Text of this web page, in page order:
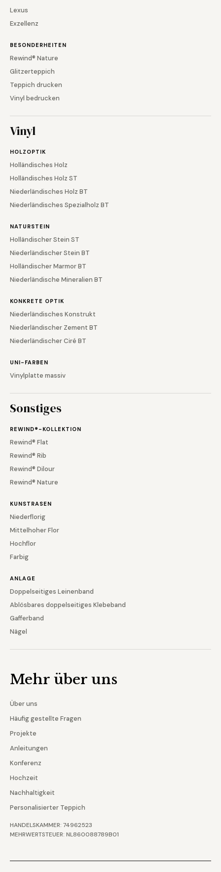
Lexus
Exzellenz
BESONDERHEITEN
Rewind® Nature
Glitzerteppich
Teppich drucken
Vinyl bedrucken
Vinyl
HOLZOPTIK
Holländisches Holz
Holländisches Holz ST
Niederländisches Holz BT
Niederländisches Spezialholz BT
NATURSTEIN
Holländischer Stein ST
Niederländischer Stein BT
Holländischer Marmor BT
Niederländische Mineralien BT
KONKRETE OPTIK
Niederländisches Konstrukt
Niederländischer Zement BT
Niederländischer Ciré BT
UNI-FARBEN
Vinylplatte massiv
Sonstiges
REWIND®-KOLLEKTION
Rewind® Flat
Rewind® Rib
Rewind® Dilour
Rewind® Nature
KUNSTRASEN
Niederflorig
Mittelhoher Flor
Hochflor
Farbig
ANLAGE
Doppelseitiges Leinenband
Ablösbares doppelseitiges Klebeband
Gafferband
Nägel
Mehr über uns
Über uns
Häufig gestellte Fragen
Projekte
Anleitungen
Konferenz
Hochzeit
Nachhaltigkeit
Personalisierter Teppich
HANDELSKAMMER: 74962523
MEHRWERTSTEUER: NL860088789B01